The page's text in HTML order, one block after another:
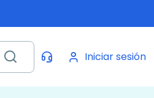
Iniciar sesión